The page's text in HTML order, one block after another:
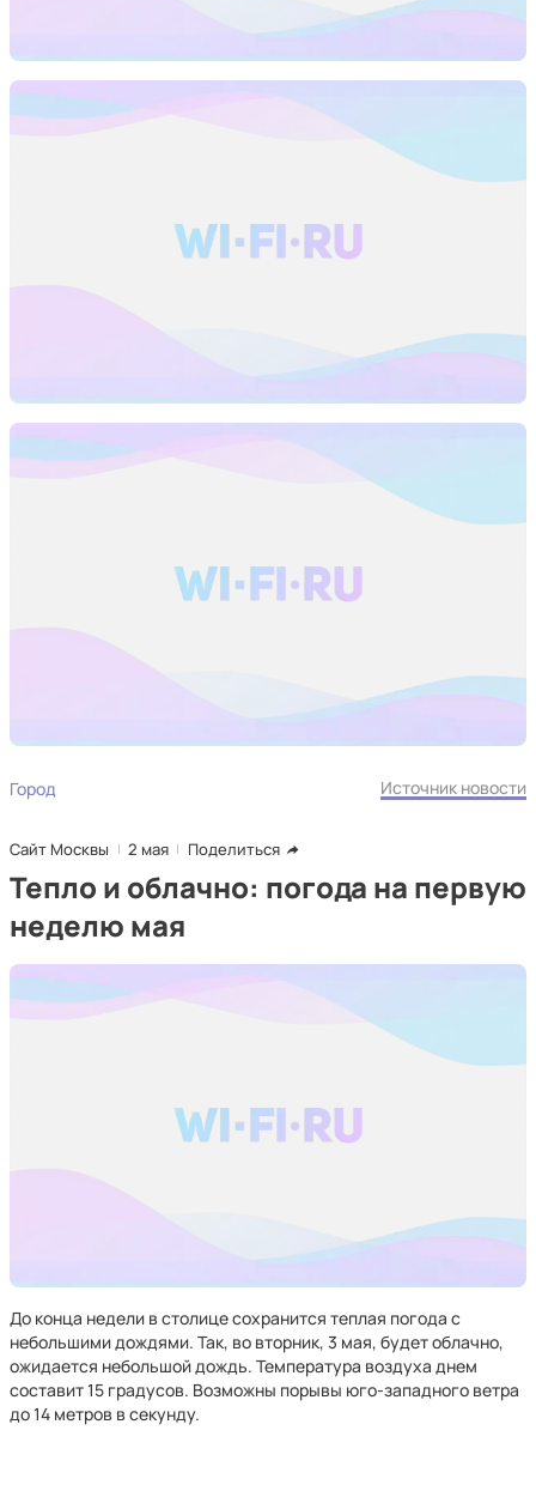
Город Источник новости
Сайт Москвы 2 мая Поделиться
Тепло и облачно: погода на первую
неделю мая
До конца недели в столице сохранится теплая погода с
небольшими дождями. Так, во вторник, 3 мая, будет облачно,
ожидается небольшой дождь. Температура воздуха днем
составит 15 градусов. Возможны порывы юго-западного ветра
до 14 метров в секунду.